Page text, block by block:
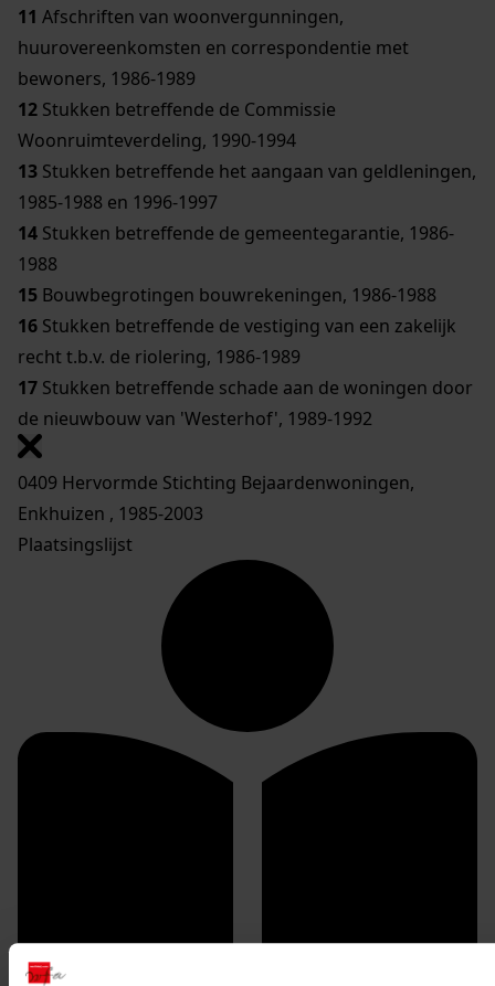
11 Afschriften van woonvergunningen,
huurovereenkomsten en correspondentie met
bewoners, 1986-1989
12 Stukken betreffende de Commissie
Woonruimteverdeling, 1990-1994
13 Stukken betreffende het aangaan van geldleningen,
1985-1988 en 1996-1997
14 Stukken betreffende de gemeentegarantie, 1986-
1988
15 Bouwbegrotingen bouwrekeningen, 1986-1988
16 Stukken betreffende de vestiging van een zakelijk
recht t.b.v. de riolering, 1986-1989
17 Stukken betreffende schade aan de woningen door
de nieuwbouw van 'Westerhof', 1989-1992
0409 Hervormde Stichting Bejaardenwoningen,
Enkhuizen , 1985-2003
Plaatsingslijst